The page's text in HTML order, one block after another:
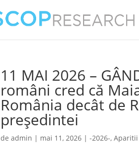
11 MAI 2026 –
români cred că
România decât de
președintei
deadmin | mai 11, 2026 |-2026-,